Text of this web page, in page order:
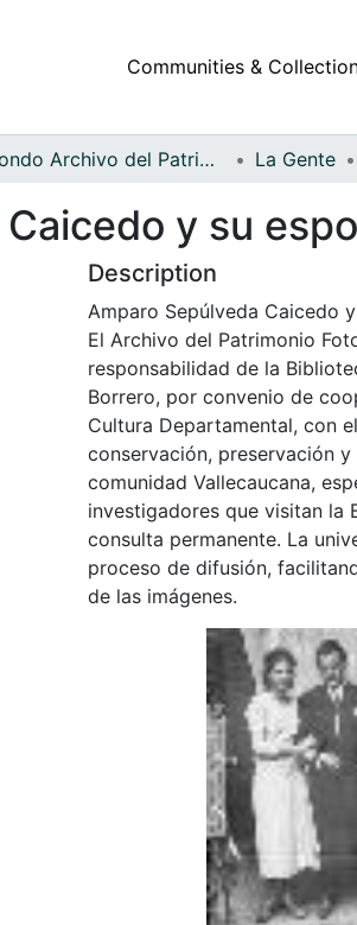
Communities &
Fondo Archivo del Patrimonio Fotográfico y Fílmico del Valle del Cauca La Gente
y su
Description
Amparo Sepúlveda Caicedo
El Archivo del Patrimonio
responsabilidad de la
Borrero, por convenio de
Cultura Departamental, con
conservación, preservación
comunidad Vallecaucana,
investigadores que visitan la
consulta permanente. La
proceso de difusión,
de las imágenes.